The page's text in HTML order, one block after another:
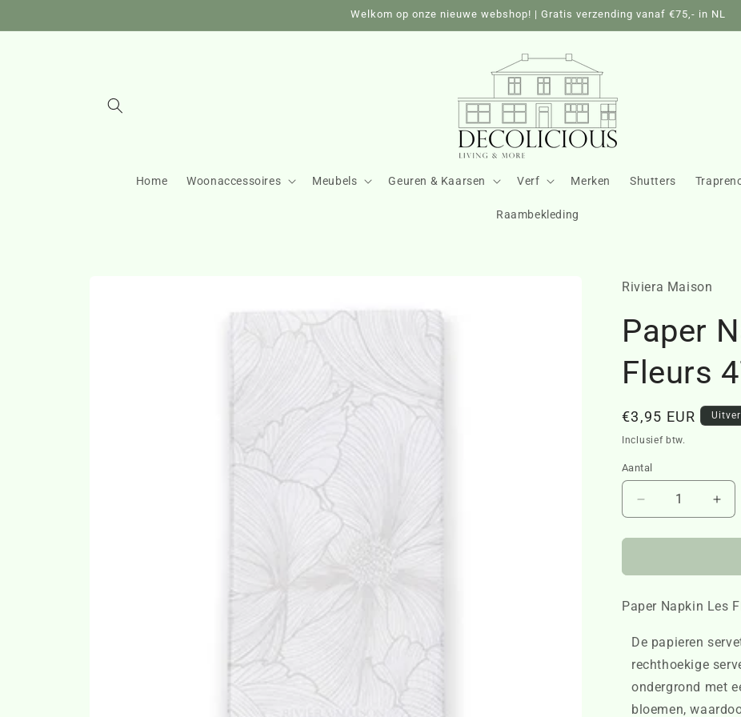
content
Welkom op onze nieuwe webshop! | Gratis verzending vanaf €75,- in NL
Home Woonaccessoires Meubels Geuren & Kaarsen Verf Merken Shutters
Raambekleding
Riviera Maison
Paper
Fleurs
Normale
prijs
€3,95 EUR
Inclusief btw.
Aantal
Aantal
verlagen
voor
Napkin
Fleurs
Paper Napkin Les
De papieren
rechthoekige
ondergrond met
bloemen,